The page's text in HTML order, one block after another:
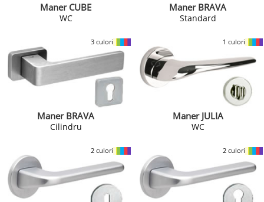
Maner CUBE
WC
Maner BRAVA
Standard
3 culori
Maner BRAVA
Cilindru
1 culori
Maner JULIA
WC
2 culori 2 culori